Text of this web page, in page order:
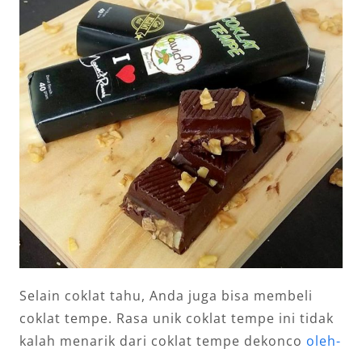
Selain coklat tahu, Anda juga bisa membeli
coklat tempe. Rasa unik coklat tempe ini tidak
kalah menarik dari coklat tempe dekonco oleh-